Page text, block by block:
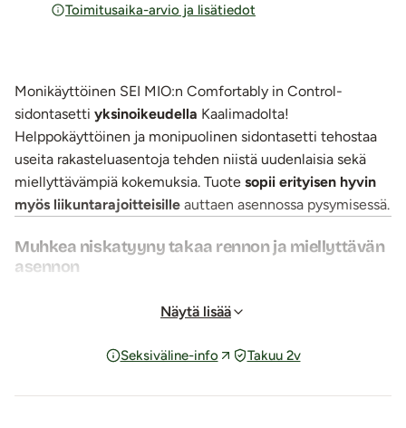
Toimitusaika-arvio ja lisätiedot
Monikäyttöinen SEI MIO:n Comfortably in Control-
sidontasetti yksinoikeudella Kaalimadolta!
Helppokäyttöinen ja monipuolinen sidontasetti tehostaa
useita rakasteluasentoja tehden niistä uudenlaisia sekä
miellyttävämpiä kokemuksia. Tuote sopii erityisen hyvin
myös liikuntarajoitteisille auttaen asennossa pysymisessä.
Muhkea niskatyyny takaa rennon ja miellyttävän
asennon
niskatyynyssä on kaksi metallista D-lenkkiä, joihin saadaan
Käsikahleiden ihoa vasten tuleva samettisen pehmeä
ulkopinnalla on pitävä tarranauhakiinnitys, jonka ansiosta
Näytä lisää
Seksiväline-info Takuu 2v